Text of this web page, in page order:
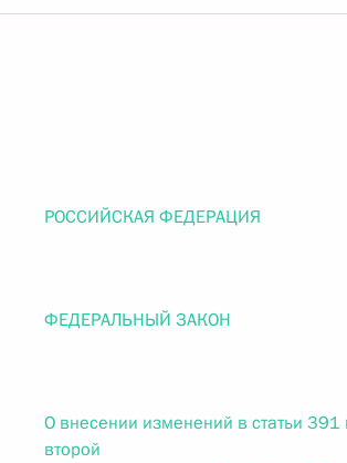
РОССИЙСКАЯ ФЕДЕРАЦИЯ
ФЕДЕРАЛЬНЫЙ ЗАКОН
О внесении изменений в статьи 391
второй